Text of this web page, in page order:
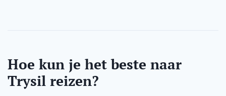
Hoe kun je het beste naar
Trysil reizen?